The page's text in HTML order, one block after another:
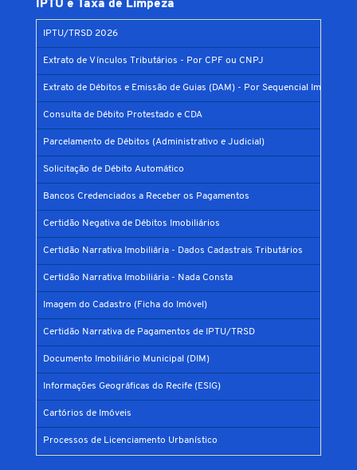
IPTU e Taxa de Limpeza
IPTU/TRSD 2026
Extrato de Vínculos Tributários - Por CPF ou CNPJ
Extrato de Débitos e Emissão de Guias (DAM) - Por Sequencial Imobiliário
Consulta de Débito Protestado e CDA
Parcelamento de Débitos (Administrativo e Judicial)
Solicitação de Débito Automático
Bancos Credenciados a Receber os Pagamentos
Certidão Negativa de Débitos Imobiliários
Certidão Narrativa Imobiliária - Dados Cadastrais Tributários
Certidão Narrativa Imobiliária - Nada Consta
Imagem do Cadastro (Ficha do Imóvel)
Certidão Narrativa de Pagamentos de IPTU/TRSD
Documento Imobiliário Municipal (DIM)
Informações Geográficas do Recife (ESIG)
Cartórios de Imóveis
Processos de Licenciamento Urbanístico